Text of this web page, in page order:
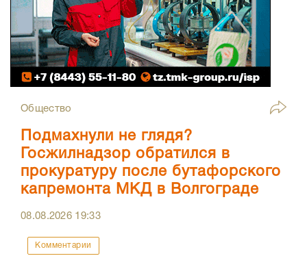
Общество
Подмахнули не глядя?
Госжилнадзор обратился в
прокуратуру после бутафорского
капремонта МКД в Волгограде
08.08.2026 19:33
Комментарии